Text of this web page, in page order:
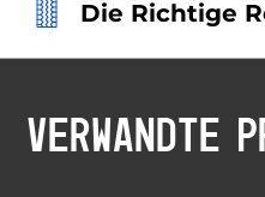
Die Richtige
VERWANDTE